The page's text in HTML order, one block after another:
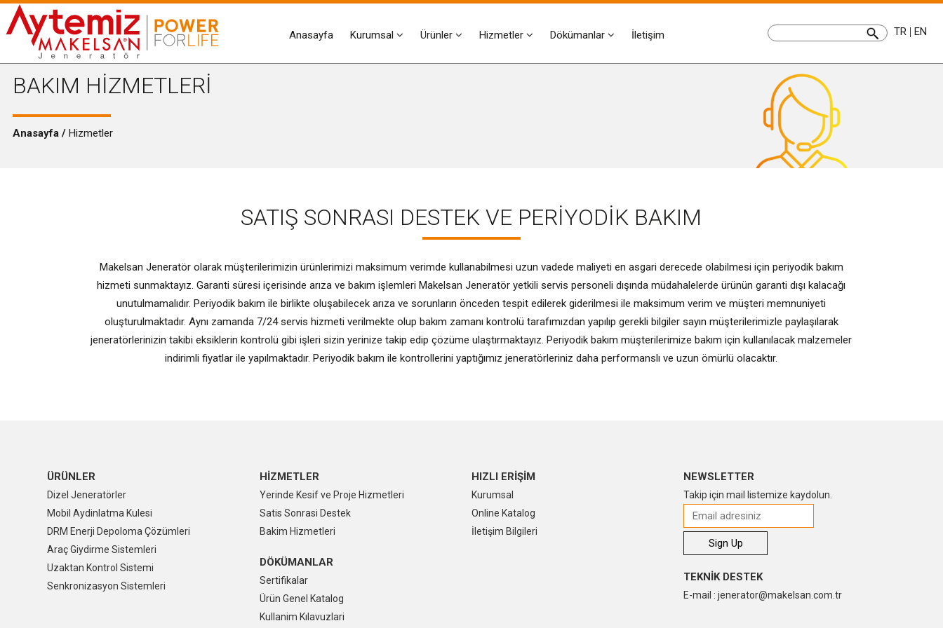
Anasayfa Kurumsal Ürünler Hizmetler Dökümanlar İletişim TR | EN
BAKIM HİZMETLERİ
Anasayfa / Hizmetler
SATIŞ SONRASI DESTEK VE PERİYODİK BAKIM
Makelsan Jeneratör olarak müşterilerimizin ürünlerimizi maksimum verimde kullanabilmesi uzun vadede maliyeti en asgari derecede olabilmesi için periyodik bakım
hizmeti sunmaktayız. Garanti süresi içerisinde arıza ve bakım işlemleri Makelsan Jeneratör yetkili servis personeli dışında müdahalelerde ürünün garanti dışı kalacağı
unutulmamalıdır. Periyodik bakım ile birlikte oluşabilecek arıza ve sorunların önceden tespit edilerek giderilmesi ile maksimum verim ve müşteri memnuniyeti
oluşturulmaktadır. Aynı zamanda 7/24 servis hizmeti verilmekte olup bakım zamanı kontrolü tarafımızdan yapılıp gerekli bilgiler sayın müşterilerimizle paylaşılarak
jeneratörlerinizin takibi eksiklerin kontrolü gibi işleri sizin yerinize takip edip çözüme ulaştırmaktayız. Periyodik bakım müşterilerimize bakım için kullanılacak malzemeler
indirimli fiyatlar ile yapılmaktadır. Periyodik bakım ile kontrollerini yaptığımız jeneratörleriniz daha performanslı ve uzun ömürlü olacaktır.
ÜRÜNLER
Dizel Jeneratörler
Mobil Aydinlatma Kulesi
DRM Enerji Depoloma Çözümleri
Araç Giydirme Sistemleri
Uzaktan Kontrol Sistemi
Senkronizasyon Sistemleri
HİZMETLER
Yerinde Kesif ve Proje Hizmetleri
Satis Sonrasi Destek
Bakim Hizmetleri
DÖKÜMANLAR
Sertifikalar
Ürün Genel Katalog
Kullanim Kılavuzlari
HIZLI ERİŞİM
Kurumsal
Online Katalog
İletişim Bilgileri
NEWSLETTER
Takip için mail listemize kaydolun.
TEKNİK DESTEK
E-mail : jenerator@makelsan.com.tr